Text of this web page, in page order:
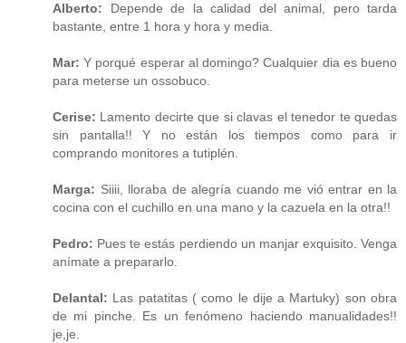
Alberto: Depende de la calidad del animal, pero tarda
bastante, entre 1 hora y hora y media.
Mar: Y porqué esperar al domingo? Cualquier dia es bueno
para meterse un ossobuco.
Cerise: Lamento decirte que si clavas el tenedor te quedas
sin pantalla!! Y no están los tiempos como para ir
comprando monitores a tutiplén.
Marga: Siiii, lloraba de alegría cuando me vió entrar en la
cocina con el cuchillo en una mano y la cazuela en la otra!!
Pedro: Pues te estás perdiendo un manjar exquisito. Venga
anímate a prepararlo.
Delantal: Las patatitas ( como le dije a Martuky) son obra
de mi pinche. Es un fenómeno haciendo manualidades!!
je,je.